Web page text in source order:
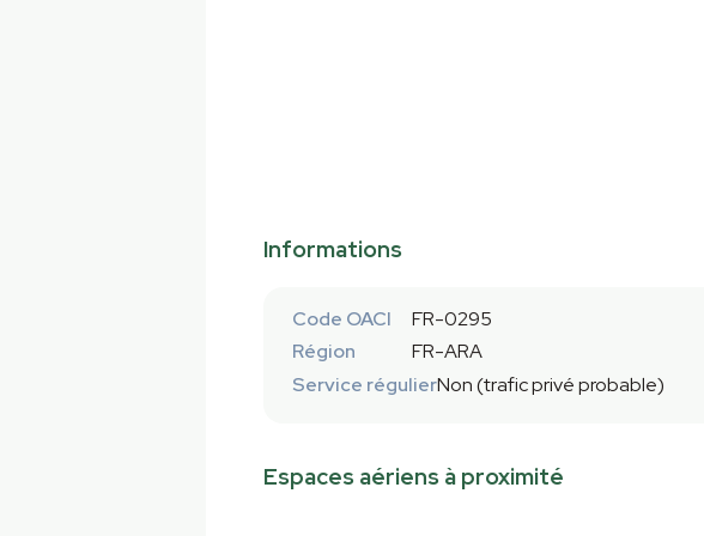
Informations
Code OACI
FR-0295
Région
FR-ARA
Service régulierNon (trafic privé probable)
Espaces aériens à proximité